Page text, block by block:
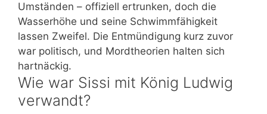
Umständen – offiziell ertrunken, doch die
Wasserhöhe und seine Schwimmfähigkeit
lassen Zweifel. Die Entmündigung kurz zuvor
war politisch, und Mordtheorien halten sich
hartnäckig.
Wie war Sissi mit König Ludwig
verwandt?